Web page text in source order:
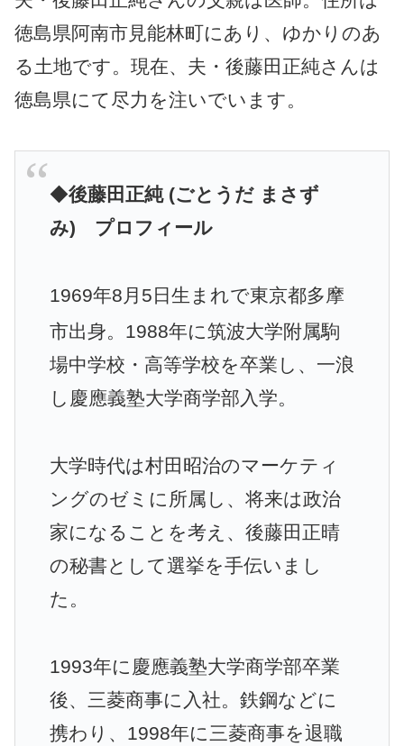
徳島県阿南市見能林町にあり、ゆかりのあ
る土地です。現在、夫・後藤田正純さんは
徳島県にて尽力を注いでいます。
◆後藤田正純 (ごとうだ まさず
み) プロフィール
1969年8月5日生まれで東京都多摩
市出身。 1988年に筑波大学附属駒
場中学校・高等学校を卒業し、一浪
し慶應義塾大学商学部入学。
大学時代は村田昭治のマーケティ
ングのゼミに所属し、将来は政治
家になることを考え、後藤田正晴
の秘書として選挙を手伝いまし
た。
1993年に慶應義塾大学商学部卒業
後、三菱商事に入社。鉄鋼などに
携わり、1998年に三菱商事を退職